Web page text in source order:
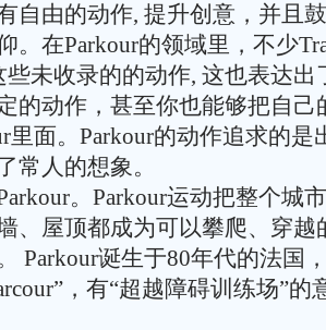
自由的动作, 提升创意，并且
。在Parkour的领域里，不少
未收录的的动作, 这也表达出
的动作，甚至你也能够把自己
里面。Parkour的动作追求的是
常人的想象。
。Parkour运动把整个城
、屋顶都成为可以攀爬、穿越
Parkour诞生于80年代的法国
，有“超越障碍训练场”的